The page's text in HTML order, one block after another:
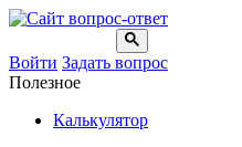
Войти Задать вопрос
Полезное
Калькулятор